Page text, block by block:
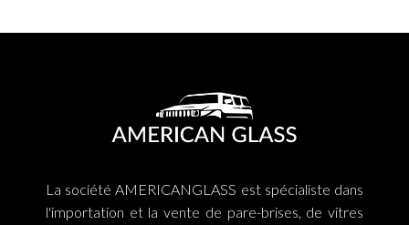
La société AMERICANGLASS est spécialiste dans
l'importation et la vente de pare-brises, de vitres